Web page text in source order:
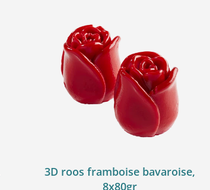
3D roos framboise bavaroise,
8x80gr